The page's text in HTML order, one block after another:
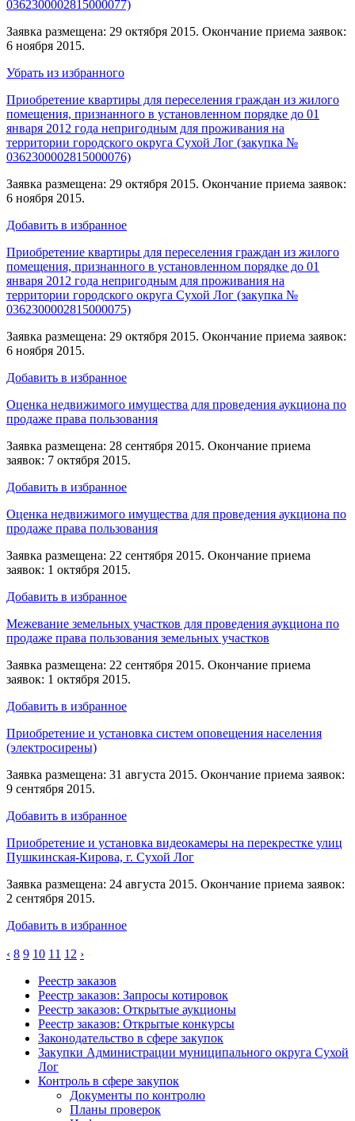
0362300002815000077)
Заявка размещена: 29 октября 2015. Окончание приема заявок:
6 ноября 2015.
Убрать из избранного
Приобретение квартиры для переселения граждан из жилого
помещения, признанного в установленном порядке до 01
января 2012 года непригодным для проживания на
территории городского округа Сухой Лог (закупка №
0362300002815000076)
Заявка размещена: 29 октября 2015. Окончание приема заявок:
6 ноября 2015.
Добавить в избранное
Приобретение квартиры для переселения граждан из жилого
помещения, признанного в установленном порядке до 01
января 2012 года непригодным для проживания на
территории городского округа Сухой Лог (закупка №
0362300002815000075)
Заявка размещена: 29 октября 2015. Окончание приема заявок:
6 ноября 2015.
Добавить в избранное
Оценка недвижимого имущества для проведения аукциона по
продаже права пользования
Заявка размещена: 28 сентября 2015. Окончание приема
заявок: 7 октября 2015.
Добавить в избранное
Оценка недвижимого имущества для проведения аукциона по
продаже права пользования
Заявка размещена: 22 сентября 2015. Окончание приема
заявок: 1 октября 2015.
Добавить в избранное
Межевание земельных участков для проведения аукциона по
продаже права пользования земельных участков
Заявка размещена: 22 сентября 2015. Окончание приема
заявок: 1 октября 2015.
Добавить в избранное
Приобретение и установка систем оповещения населения
(электросирены)
Заявка размещена: 31 августа 2015. Окончание приема заявок:
9 сентября 2015.
Добавить в избранное
Приобретение и установка видеокамеры на перекрестке улиц
Пушкинская-Кирова, г. Сухой Лог
Заявка размещена: 24 августа 2015. Окончание приема заявок:
2 сентября 2015.
Добавить в избранное
‹ 8 9 10 11 12 ›
Реестр заказов
Реестр заказов: Запросы котировок
Реестр заказов: Открытые аукционы
Реестр заказов: Открытые конкурсы
Законодательство в сфере закупок
Закупки Администрации муниципального округа Сухой
Лог
Контроль в сфере закупок
Документы по контролю
Планы проверок